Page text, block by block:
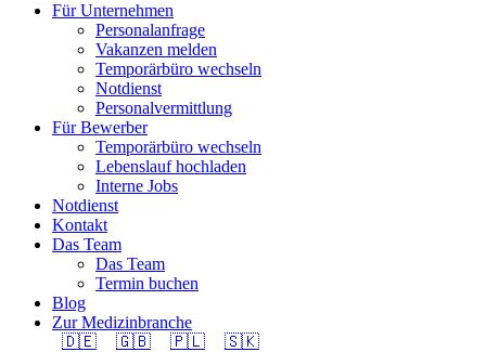
Für Unternehmen
Personalanfrage
Vakanzen melden
Temporärbüro wechseln
Notdienst
Personalvermittlung
Für Bewerber
Temporärbüro wechseln
Lebenslauf hochladen
Interne Jobs
Notdienst
Kontakt
Das Team
Das Team
Termin buchen
Blog
Zur Medizinbranche
🇩🇪
🇬🇧 🇵🇱 🇸🇰